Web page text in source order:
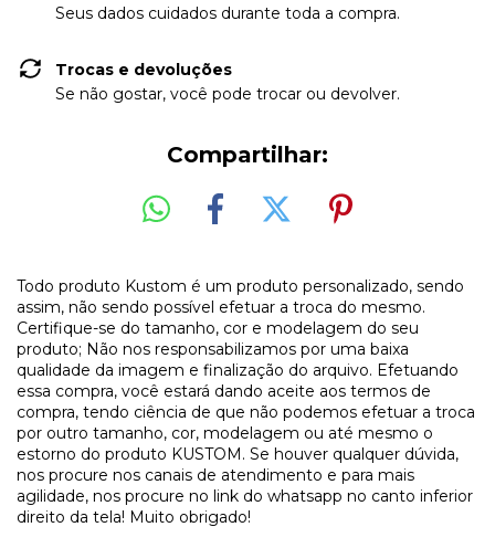
Seus dados cuidados durante toda a compra.
Trocas e devoluções
Se não gostar, você pode trocar ou devolver.
Compartilhar:
Todo produto Kustom é um produto personalizado, sendo
assim, não sendo possível efetuar a troca do mesmo.
Certifique-se do tamanho, cor e modelagem do seu
produto; Não nos responsabilizamos por uma baixa
qualidade da imagem e finalização do arquivo. Efetuando
essa compra, você estará dando aceite aos termos de
compra, tendo ciência de que não podemos efetuar a troca
por outro tamanho, cor, modelagem ou até mesmo o
estorno do produto KUSTOM. Se houver qualquer dúvida,
nos procure nos canais de atendimento e para mais
agilidade, nos procure no link do whatsapp no canto inferior
direito da tela! Muito obrigado!